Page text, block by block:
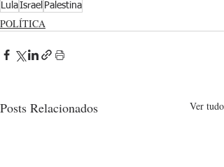
LulaIsrael Palestina
POLÍTICA
Posts Relacionados Ver tudo